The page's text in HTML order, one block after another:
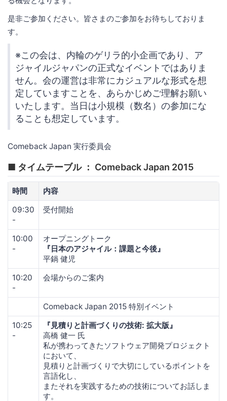
是非ご参加ください。皆さまのご参加をお待ちしておりま
す。
※この会は、内輪のゲリラ的小企画であり、ア
ジャイルジャパンの正式なイベントではありま
せん。会の運営は非常にカジュアルな形式を想
定していますことを、あらかじめご理解お願い
いたします。当日は小規模（数名）の参加にな
ることも想定しています。
Comeback Japan 実行委員会
■ タイムテーブル ： Comeback Japan 2015
時間
内容
09:30
-
受付開始
10:00
-
オープニングトーク
『日本のアジャイル：課題と今後』
平鍋 健児
10:20
-
会場からのご案内
Comeback Japan 2015 特別イベント
10:25
-
『見積りと計画づくりの技術: 拡大版』
高橋 健一 氏
私が携わってきたソフトウェア開発プロジェクト
において、
見積りと計画づくりで大切にしているポイントを
言語化し、
またそれを実践するための技術についてお話しま
す。